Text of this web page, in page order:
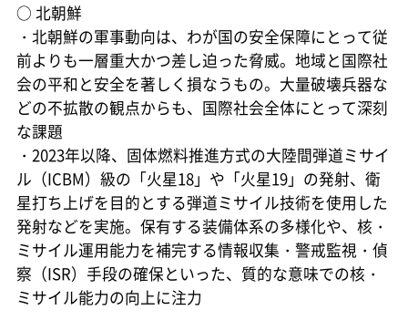
○ 北朝鮮
・北朝鮮の軍事動向は、わが国の安全保障にとって従
前よりも一層重大かつ差し迫った脅威。地域と国際社
会の平和と安全を著しく損なうもの。大量破壊兵器な
どの不拡散の観点からも、国際社会全体にとって深刻
な課題
・2023年以降、固体燃料推進方式の大陸間弾道ミサイ
ル（ICBM）級の「火星18」や「火星19」の発射、衛
星打ち上げを目的とする弾道ミサイル技術を使用した
発射などを実施。保有する装備体系の多様化や、核・
ミサイル運用能力を補完する情報収集・警戒監視・偵
察（ISR）手段の確保といった、質的な意味での核・
ミサイル能力の向上に注力